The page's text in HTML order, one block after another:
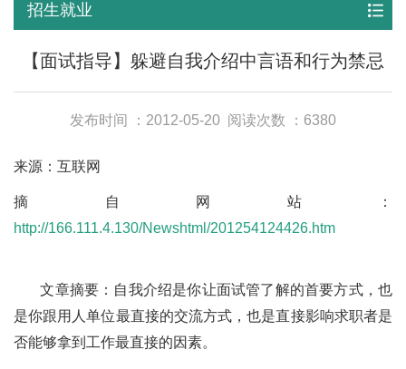
招生就业
【面试指导】躲避自我介绍中言语和行为禁忌
发布时间 ：2012-05-20 阅读次数 ：6380
来源：互联网
摘自网站：
http://166.111.4.130/Newshtml/201254124426.htm
文章摘要：自我介绍是你让面试管了解的首要方式，也
是你跟用人单位最直接的交流方式，也是直接影响求职者是
否能够拿到工作最直接的因素。